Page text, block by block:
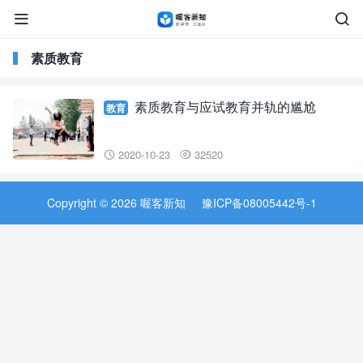


素质教育
教育 素质教育与应试教育并轨的尴尬
 2020-10-23  32520
Copyright © 2026 喔客新知 豫ICP备08005442号-1